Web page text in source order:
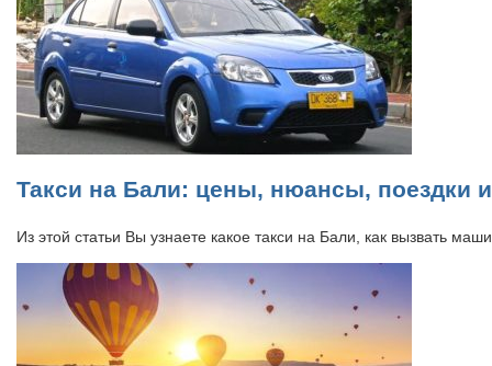
Такси на Бали: цены, нюансы, поездки
Из этой статьи Вы узнаете какое такси на Бали, как вызвать